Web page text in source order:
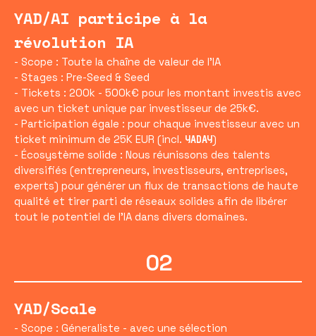
YAD/AI participe à la
révolution IA
- Scope : Toute la chaîne de valeur de l'IA
- Stages : Pre-Seed & Seed
- Tickets : 200k - 500k€ pour les montant investis avec
avec un ticket unique par investisseur de 25k€.
- Participation égale : pour chaque investisseur avec un
ticket minimum de 25K EUR (incl. YADAY)
- Écosystème solide : Nous réunissons des talents
diversifiés (entrepreneurs, investisseurs, entreprises,
experts) pour générer un flux de transactions de haute
qualité et tirer parti de réseaux solides afin de libérer
tout le potentiel de l'IA dans divers domaines.
02
YAD/Scale
- Scope : Géneraliste - avec une sélection